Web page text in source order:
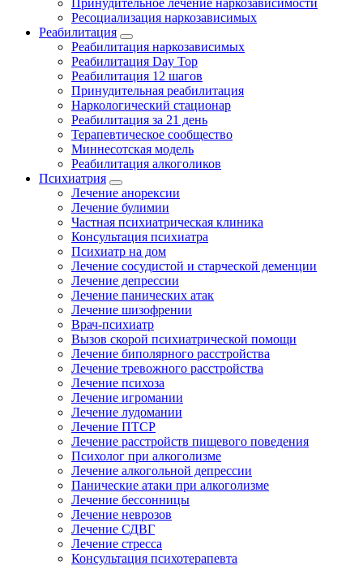
Принудительное лечение наркозависимости
Ресоциализация наркозависимых
Реабилитация
Реабилитация наркозависимых
Реабилитация Day Top
Реабилитация 12 шагов
Принудительная реабилитация
Наркологический стационар
Реабилитация за 21 день
Терапевтическое сообщество
Миннесотская модель
Реабилитация алкоголиков
Психиатрия
Лечение анорексии
Лечение булимии
Частная психиатрическая клиника
Консультация психиатра
Психиатр на дом
Лечение сосудистой и старческой деменции
Лечение депрессии
Лечение панических атак
Лечение шизофрении
Врач-психиатр
Вызов скорой психиатрической помощи
Лечение биполярного расстройства
Лечение тревожного расстройства
Лечение психоза
Лечение игромании
Лечение лудомании
Лечение ПТСР
Лечение расстройств пищевого поведения
Психолог при алкоголизме
Лечение алкогольной депрессии
Панические атаки при алкоголизме
Лечение бессонницы
Лечение неврозов
Лечение СДВГ
Лечение стресса
Консультация психотерапевта